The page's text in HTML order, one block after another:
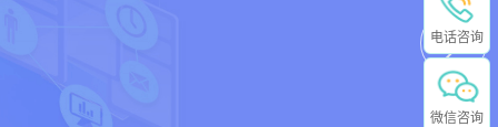
电话咨询
微信咨询